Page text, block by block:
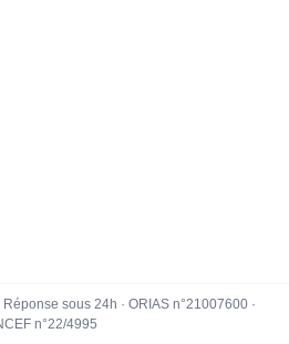
sous 24h · ORIAS n°21007600 ·
n°22/4995